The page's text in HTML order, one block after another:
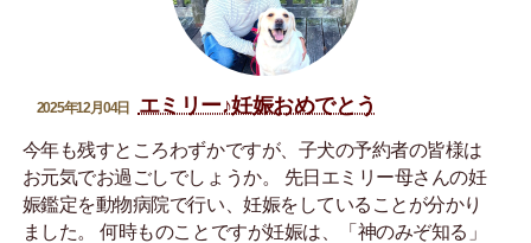
2025年12月04日 エミリー♪妊娠おめでとう
今年も残すところわずかですが、子犬の予約者の皆様は
お元気でお過ごしでしょうか。 先日エミリー母さんの妊
娠鑑定を動物病院で行い、妊娠をしていることが分かり
ました。 何時ものことですが妊娠は、「神のみぞ知る」